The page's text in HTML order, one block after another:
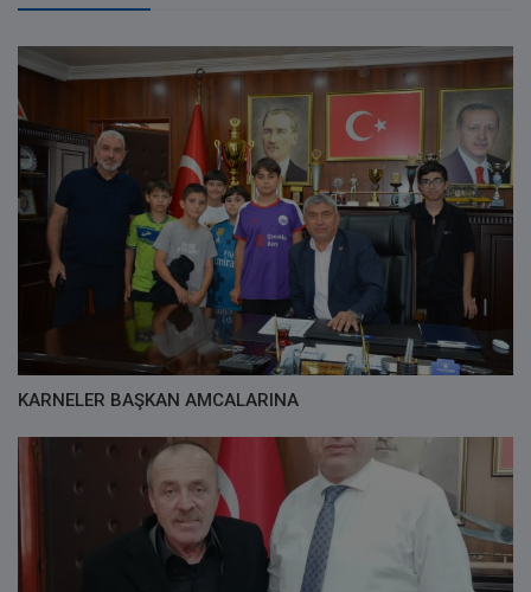
KARNELER BAŞKAN AMCALARINA